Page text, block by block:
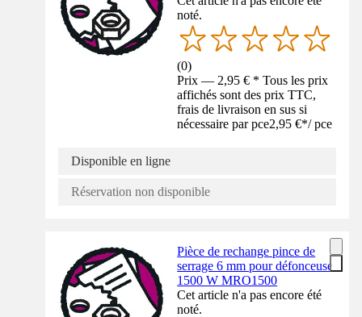
noté.
(0)
Prix — 2,95 € * Tous les prix
affichés sont des prix TTC,
frais de livraison en sus si
nécessaire par pce2,95 €*/ pce
Disponible en ligne
Réservation non disponible
Pièce de rechange pince de
serrage 6 mm pour défonceuse
1500 W MRO1500
Cet article n'a pas encore été
noté.